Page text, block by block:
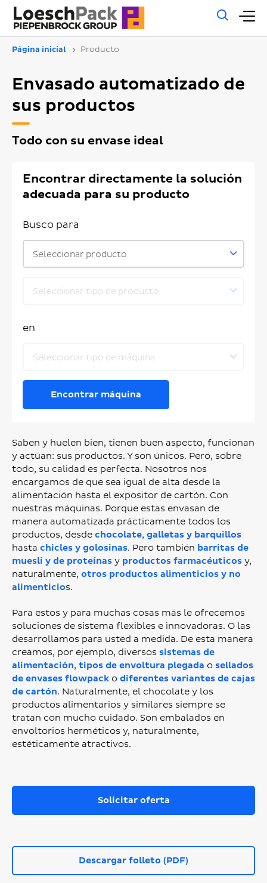
Página inicial Producto
Envasado automatizado de
sus productos
Todo con su envase ideal
Encontrar directamente la solución
adecuada para su producto
Busco para
Seleccionar producto
Seleccionar tipo de producto
en
Seleccionar tipo de máquina
Encontrar máquina
Saben y huelen bien, tienen buen aspecto, funcionan
y actúan: sus productos. Y son únicos. Pero, sobre
todo, su calidad es perfecta. Nosotros nos
encargamos de que sea igual de alta desde la
alimentación hasta el expositor de cartón. Con
nuestras máquinas. Porque estas envasan de
manera automatizada prácticamente todos los
productos, desde chocolate, galletas y barquillos
hasta chicles y golosinas. Pero también barritas de
muesli y de proteínas y productos farmacéuticos y,
naturalmente, otros productos alimenticios y no
alimenticios.
Para estos y para muchas cosas más le ofrecemos
soluciones de sistema flexibles e innovadoras. O las
desarrollamos para usted a medida. De esta manera
creamos, por ejemplo, diversos sistemas de
alimentación, tipos de envoltura plegada o sellados
de envases flowpack o diferentes variantes de cajas
de cartón. Naturalmente, el chocolate y los
productos alimentarios y similares siempre se
tratan con mucho cuidado. Son embalados en
envoltorios herméticos y, naturalmente,
estéticamente atractivos.
Solicitar oferta
Descargar folleto (PDF)